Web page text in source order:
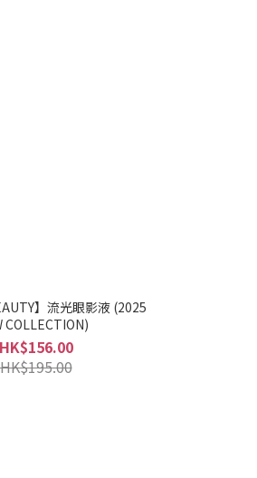
】流光眼影液 (2025
COLLECTION)
HK$156.00
HK$195.00